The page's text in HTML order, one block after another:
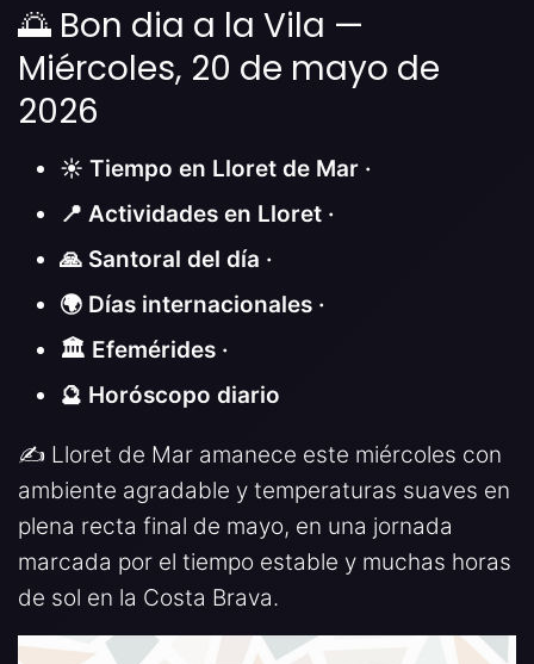
🌅 Bon dia a la Vila —
Miércoles, 20 de mayo de
2026
☀️ Tiempo en Lloret de Mar ·
📍 Actividades en Lloret ·
🙏 Santoral del día ·
🌍 Días internacionales ·
🏛️ Efemérides ·
🔮 Horóscopo diario
✍️ Lloret de Mar amanece este miércoles con
ambiente agradable y temperaturas suaves en
plena recta final de mayo, en una jornada
marcada por el tiempo estable y muchas horas
de sol en la Costa Brava.